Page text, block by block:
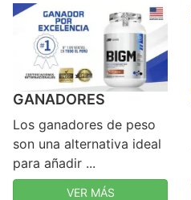
GANADORES
Los ganadores de peso
son una alternativa ideal
para añadir ...
VER MÁS